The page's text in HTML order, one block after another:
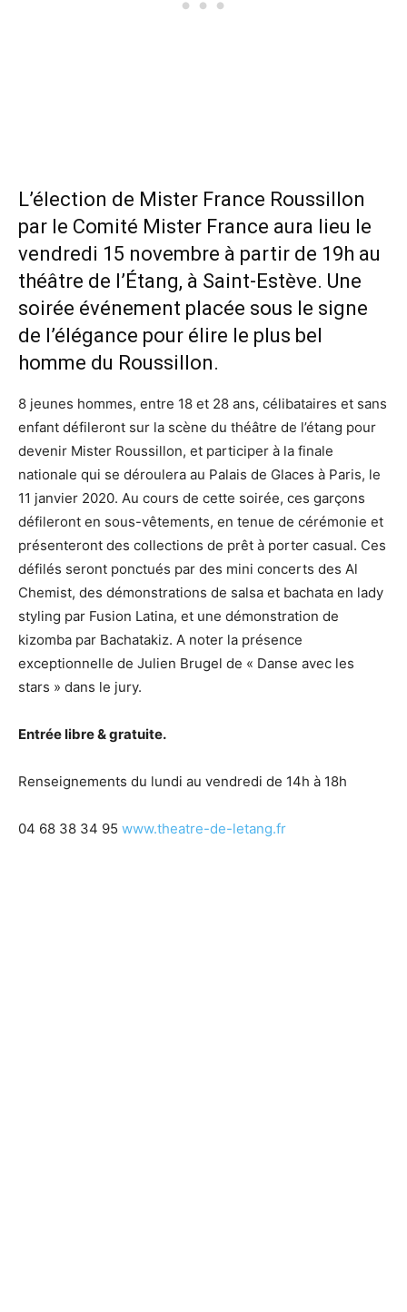
L’élection de Mister France Roussillon
par le Comité Mister France aura lieu le
vendredi 15 novembre à partir de 19h au
théâtre de l’Étang, à Saint-Estève. Une
soirée événement placée sous le signe
de l’élégance pour élire le plus bel
homme du Roussillon.
8 jeunes hommes, entre 18 et 28 ans, célibataires et sans
enfant défileront sur la scène du théâtre de l’étang pour
devenir Mister Roussillon, et participer à la finale
nationale qui se déroulera au Palais de Glaces à Paris, le
11 janvier 2020. Au cours de cette soirée, ces garçons
défileront en sous-vêtements, en tenue de cérémonie et
présenteront des collections de prêt à porter casual. Ces
défilés seront ponctués par des mini concerts des Al
Chemist, des démonstrations de salsa et bachata en lady
styling par Fusion Latina, et une démonstration de
kizomba par Bachatakiz. A noter la présence
exceptionnelle de Julien Brugel de « Danse avec les
stars » dans le jury.
Entrée libre & gratuite.
Renseignements du lundi au vendredi de 14h à 18h
04 68 38 34 95 www.theatre-de-letang.fr